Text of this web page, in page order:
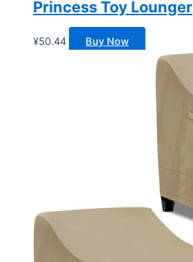
Princess Toy Lounger
¥50.44 Buy Now